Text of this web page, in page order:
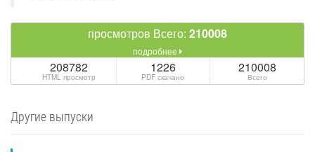
просмотров Всего: 210008
подробнее
208782
HTML просмотр
1226
PDF скачано
210008
Всего
Другие выпуски